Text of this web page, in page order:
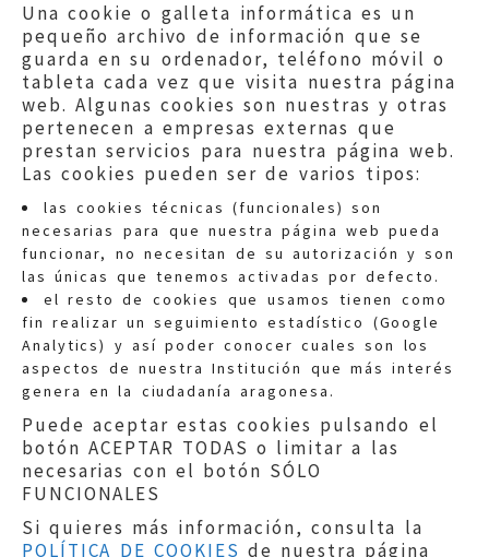
Una cookie o galleta informática es un
pequeño archivo de información que se
guarda en su ordenador, teléfono móvil o
tableta cada vez que visita nuestra página
web. Algunas cookies son nuestras y otras
pertenecen a empresas externas que
prestan servicios para nuestra página web.
Las cookies pueden ser de varios tipos:
las cookies técnicas (funcionales) son
necesarias para que nuestra página web pueda
funcionar, no necesitan de su autorización y son
las únicas que tenemos activadas por defecto.
el resto de cookies que usamos tienen como
fin realizar un seguimiento estadístico (Google
Analytics) y así poder conocer cuales son los
aspectos de nuestra Institución que más interés
genera en la ciudadanía aragonesa.
Puede aceptar estas cookies pulsando el
botón ACEPTAR TODAS o limitar a las
necesarias con el botón SÓLO
FUNCIONALES
Si quieres más información, consulta la
POLÍTICA DE COOKIES de nuestra página
Quejas:quejas@eljusticiadearagon.es
Información general:
informacion@eljusticiadearagon.es
Teléfonos:900 210 210/